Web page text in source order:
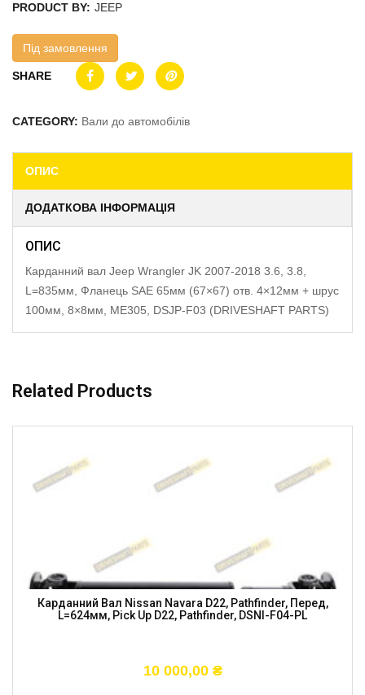
PRODUCT BY: JEEP
Під замовлення
SHARE
CATEGORY: Вали до автомобілів
ОПИС
ДОДАТКОВА ІНФОРМАЦІЯ
ОПИС
Карданний вал Jeep Wrangler JK 2007-2018 3.6, 3.8,
L=835мм, Фланець SAE 65мм (67×67) отв. 4×12мм + шрус
100мм, 8×8мм, ME305, DSJP-F03 (DRIVESHAFT PARTS)
Related Products
Карданний Вал Nissan Navara D22, Pathfinder, Перед,
L=624мм, Pick Up D22, Pathfinder, DSNI-F04-PL
10 000,00 ₴